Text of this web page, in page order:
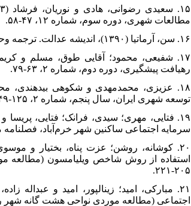
مطالعات شهری، دوره سوم، شماره ۱۲، ۴۷-۵۸.
۱۶. سن، آرماتیا (۱۳۹۰)، اندیشه عدالت. ترجمه وحید محمودی و هرمز همایون پور، تهران: انتشارات کندوکاو و کتاب روشن.
رهیافت پیشگیری، دوره دوم، شماره ۲، ۶۳-۷۹.
توسعه شهری ایران، سال پنجم، شماره ۲، ۱۲۵-۱۴۹.
سرمایه اجتماعی ساکنین شهر خرم‌آباد، فصلنامه
۲۰۵-۲۲۱.
اجتماعی (مطالعه موردی نواحی هشت گانه شهر رشت)،